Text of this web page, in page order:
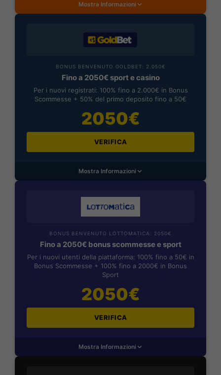
Mostra Informazioni
BONUS BENVENUTO GOLDBET: 2.050€
Fino a 2050€ sport e casino
Per i nuovi registrati: 100% fino a 2.000€ in Bonus
Scommesse + 50% del primo deposito fino a 50€
2050€
VERIFICA
Mostra Informazioni
BONUS BENVENUTO LOTTOMATICA: 2050€
Fino a 2050€ bonus scommesse e sport
Per i nuovi utenti della piattaforma: 100% fino a 50€ in
Bonus Scommesse + 100% fino a 2000€ in Bonus
Sport
2050€
VERIFICA
Mostra Informazioni